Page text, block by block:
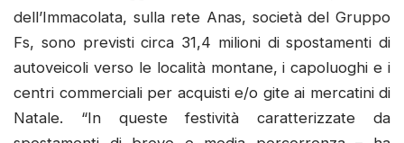
dell’Immacolata, sulla rete Anas, società del Gruppo
Fs, sono previsti circa 31,4 milioni di spostamenti di
autoveicoli verso le località montane, i capoluoghi e i
centri commerciali per acquisti e/o gite ai mercatini di
Natale. “In queste festività caratterizzate da